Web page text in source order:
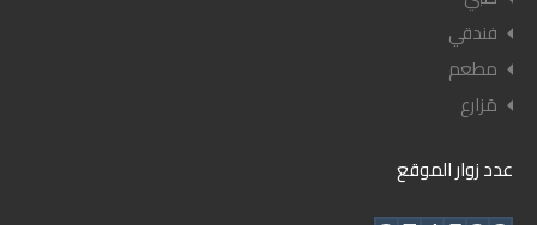
فندقي
مطعم
مَزارع
عدد زوار الموقع